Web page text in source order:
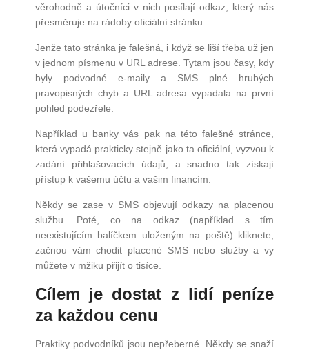
věrohodně a útočníci v nich posílají odkaz, který nás
přesměruje na rádoby oficiální stránku.
Jenže tato stránka je falešná, i když se liší třeba už jen
v jednom písmenu v URL adrese. Tytam jsou časy, kdy
byly podvodné e-maily a SMS plné hrubých
pravopisných chyb a URL adresa vypadala na první
pohled podezřele.
Například u banky vás pak na této falešné stránce,
která vypadá prakticky stejně jako ta oficiální, vyzvou k
zadání přihlašovacích údajů, a snadno tak získají
přístup k vašemu účtu a vašim financím.
Někdy se zase v SMS objevují odkazy na placenou
službu. Poté, co na odkaz (například s tím
neexistujícím balíčkem uloženým na poště) kliknete,
začnou vám chodit placené SMS nebo služby a vy
můžete v mžiku přijít o tisíce.
Cílem je dostat z lidí peníze
za každou cenu
Praktiky podvodníků jsou nepřeberné. Někdy se snaží